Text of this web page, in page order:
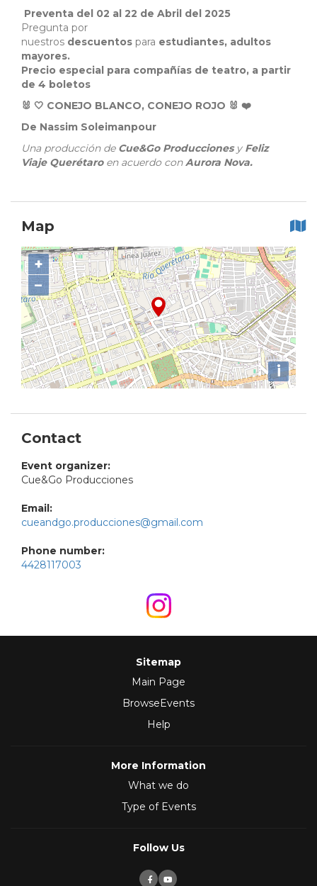
Preventa del 02 al 22 de Abril del 2025
Pregunta por
nuestros descuentos para estudiantes, adultos
mayores.
Precio especial para compañías de teatro, a partir
de 4 boletos
🐰 🤍 CONEJO BLANCO, CONEJO ROJO 🐰 ❤️
De Nassim Soleimanpour
Una producción deCue&Go ProduccionesyFeliz
Viaje Querétaro en acuerdo conAurora Nova.
Map
+
−
i
Contact
Event organizer:
Cue&Go Producciones
Email:
cueandgo.producciones@gmail.com
Phone number:
4428117003
Sitemap
Main Page
BrowseEvents
Help
More Information
What we do
Type of Events
Follow Us